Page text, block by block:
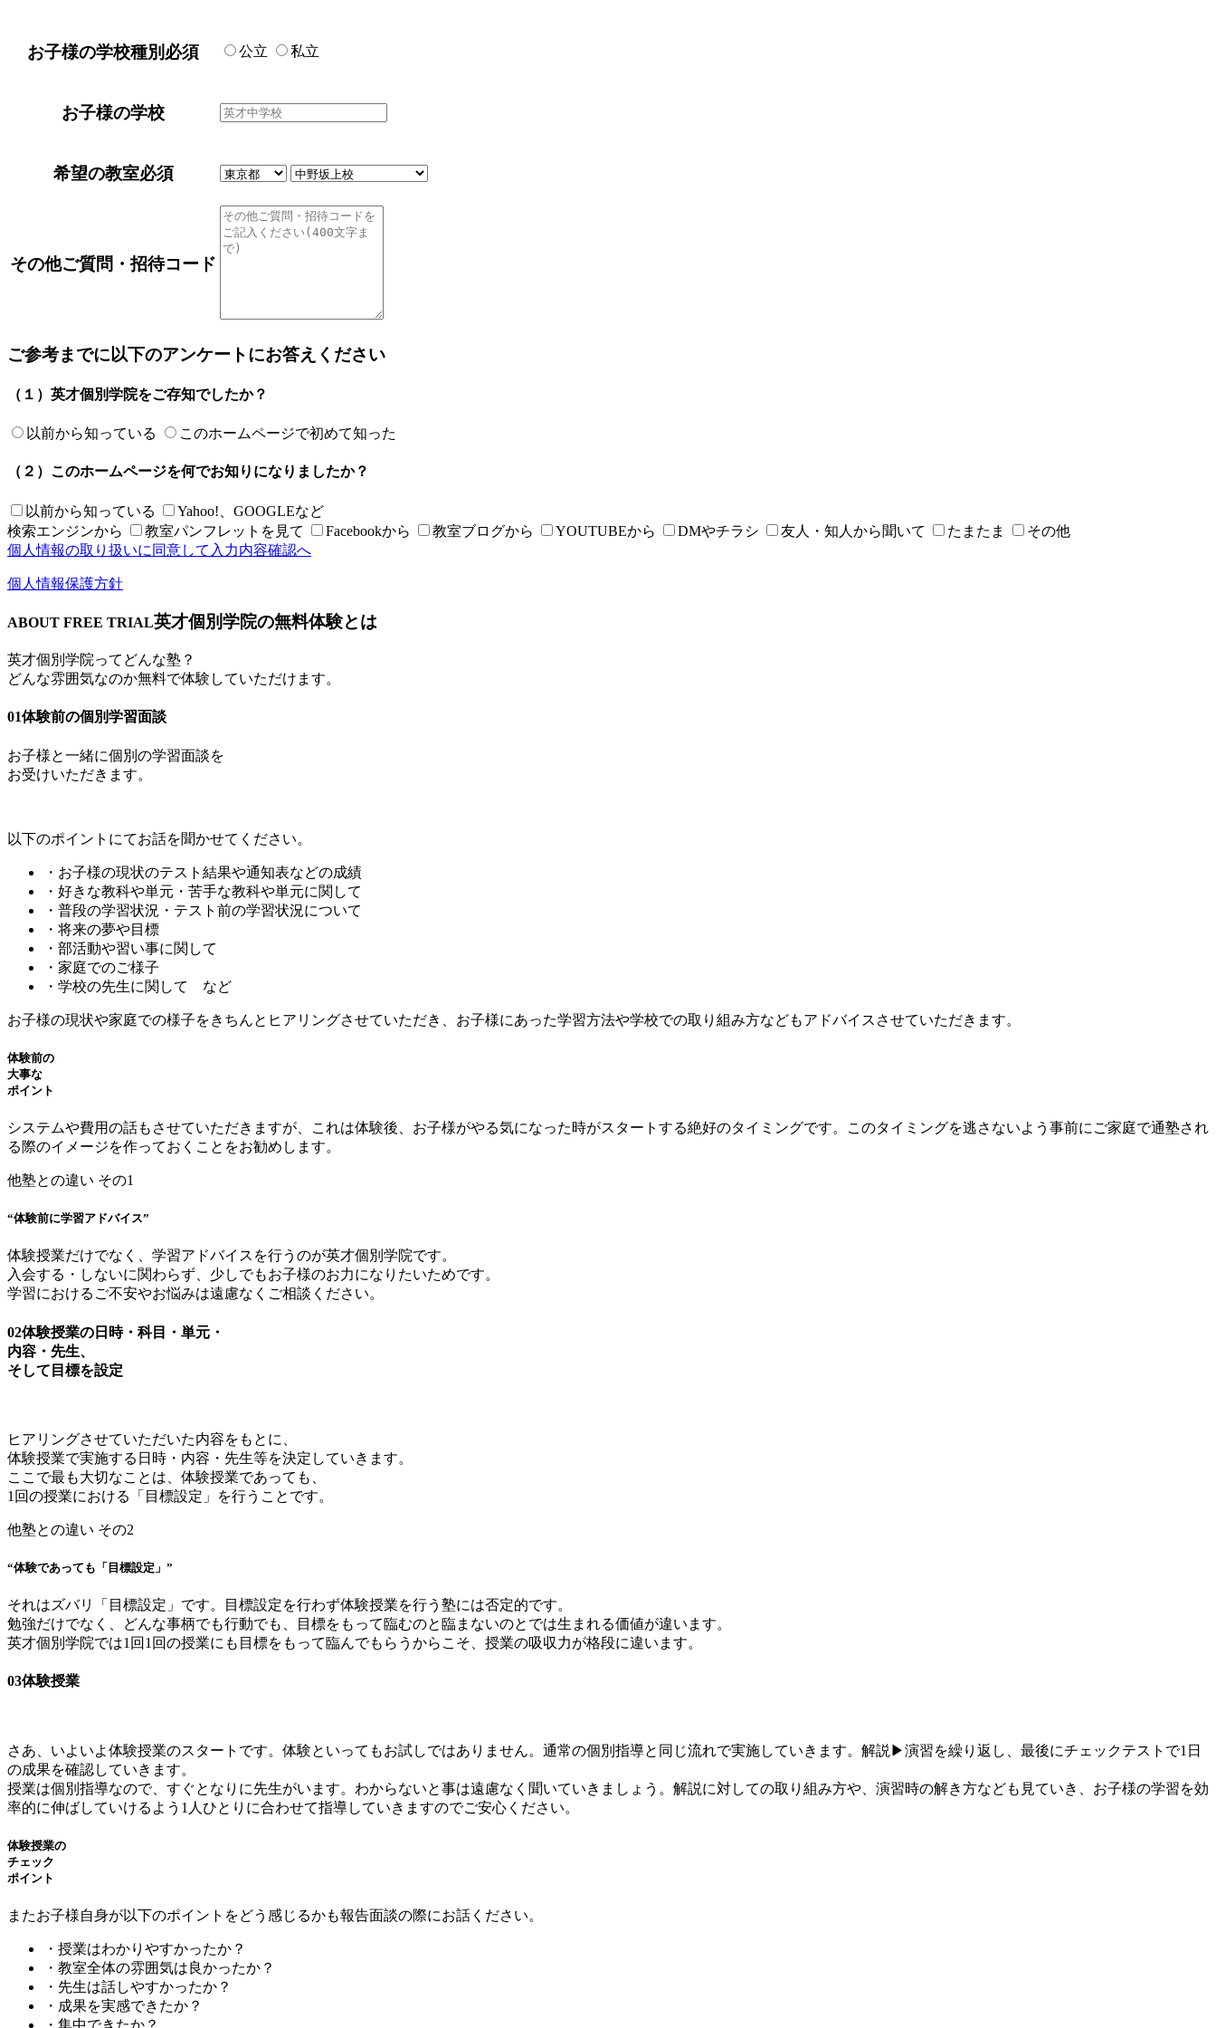
お子様の学校種別 必須 公立 私立
お子様の学校
希望の教室必須
その他ご質問・招待コード
ご参考までに以下のアンケートにお答えください
（１）英才個別学院をご存知でしたか？
以前から知っている このホームページで初めて知った
（２）このホームページを何でお知りになりましたか？
以前から知っている
Yahoo!、GOOGLEなど
検索エンジンから
教室パンフレットを見て Facebookから 教室ブログから YOUTUBEから DMやチラシ 友人・知人から聞いて たまたま
その他
個人情報の取り扱いに同意して 入力内容確認へ
個人情報保護方針
ABOUT FREE TRIAL英才個別学院の無料体験とは
英才個別学院ってどんな塾？
どんな雰囲気なのか無料で体験していただけます。
01体験前の個別学習面談
お子様と一緒に個別の学習面談を
お受けいただきます。
以下のポイントにてお話を聞かせてください。
・お子様の現状のテスト結果や通知表などの成績
・好きな教科や単元・苦手な教科や単元に関して
・普段の学習状況・テスト前の学習状況について
・将来の夢や目標
・部活動や習い事に関して
・家庭でのご様子
・学校の先生に関して など
お子様の現状や家庭での様子をきちんとヒアリングさせていただき、お子様にあった学習方法や学校での取り組み方などもアドバイスさせていただきます。
体験前の
大事な
ポイント
システムや費用の話もさせていただきますが、これは体験後、お子様がやる気になった時がスタートする絶好のタイミングです。このタイミングを逃さないよう事前にご家庭で通塾され
る際のイメージを作っておくことをお勧めします。
他塾との違い その1
“体験前に学習アドバイス”
体験授業だけでなく、学習アドバイスを行うのが英才個別学院です。
入会する・しないに関わらず、少しでもお子様のお力になりたいためです。
学習におけるご不安やお悩みは遠慮なくご相談ください。
02体験授業の日時・科目・単元・
内容・先生、
そして目標を設定
ヒアリングさせていただいた内容をもとに、
体験授業で実施する日時・内容・先生等を決定していきます。
ここで最も大切なことは、体験授業であっても、
1回の授業における「目標設定」を行うことです。
他塾との違い その2
“体験であっても「目標設定」”
それはズバリ「目標設定」です。目標設定を行わず体験授業を行う塾には否定的です。
勉強だけでなく、どんな事柄でも行動でも、目標をもって臨むのと臨まないのとでは生まれる価値が違います。
英才個別学院では1回1回の授業にも目標をもって臨んでもらうからこそ、授業の吸収力が格段に違います。
03体験授業
さあ、いよいよ体験授業のスタートです。体験といってもお試しではありません。通常の個別指導と同じ流れで実施していきます。解説▶演習を繰り返し、最後にチェックテストで1日
の成果を確認していきます。
授業は個別指導なので、すぐとなりに先生がいます。わからないと事は遠慮なく聞いていきましょう。解説に対しての取り組み方や、演習時の解き方なども見ていき、お子様の学習を効
率的に伸ばしていけるよう1人ひとりに合わせて指導していきますのでご安心ください。
体験授業の
チェック
ポイント
またお子様自身が以下のポイントをどう感じるかも報告面談の際にお話ください。
・授業はわかりやすかったか？
・教室全体の雰囲気は良かったか？
・先生は話しやすかったか？
・成果を実感できたか？
・集中できたか？